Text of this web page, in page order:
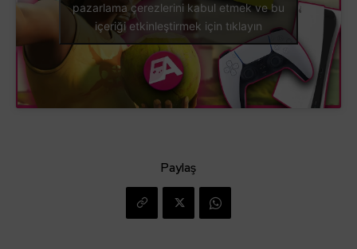
pazarlama çerezlerini kabul etmek ve bu
içeriği etkinleştirmek için tıklayın
Paylaş